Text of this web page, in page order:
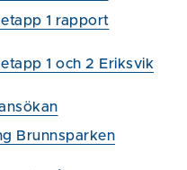
1 rapport
1 och 2 Eriksvik
Brunnsparken